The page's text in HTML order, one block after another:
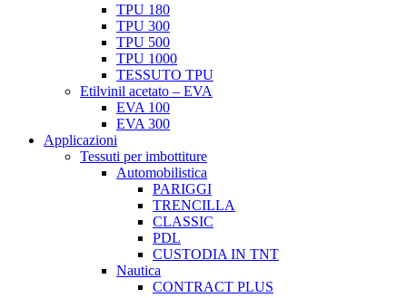
TPU 180
TPU 300
TPU 500
TPU 1000
TESSUTO TPU
Etilvinil acetato – EVA
EVA 100
EVA 300
Applicazioni
Tessuti per imbottiture
Automobilistica
PARIGGI
TRENCILLA
CLASSIC
PDL
CUSTODIA IN TNT
Nautica
CONTRACT PLUS